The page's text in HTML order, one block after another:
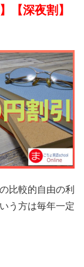
【深夜割】
比較的自由の利
う方は毎年一定